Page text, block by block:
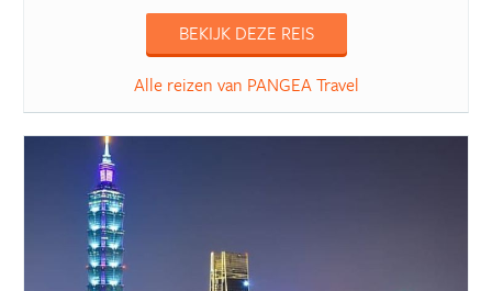
BEKIJK DEZE REIS
Alle reizen van PANGEA Travel